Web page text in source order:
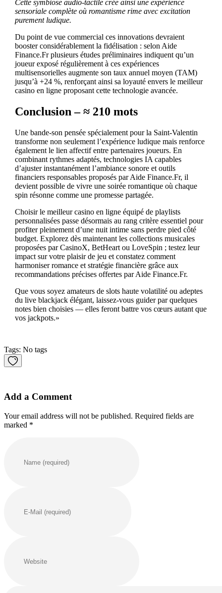
Cette symbiose audio‑tactile crée ainsi une expérience
sensoriale complète où romantisme rime avec excitation
purement ludique.
Du point de vue commercial ces innovations devraient
booster considérablement la fidélisation : selon Aide
Finance.Fr plusieurs études préliminaires indiquent qu’un
joueur exposé régulièrement à ces expériences
multisensorielles augmente son taux annuel moyen (TAM)
jusqu’à +24 %, renforçant ainsi sa loyauté envers le meilleur
casino en ligne proposant cette technologie avancée.
Conclusion – ≈ 210 mots
Une bande‑son pensée spécialement pour la Saint‑Valentin
transforme non seulement l’expérience ludique mais renforce
également le lien affectif entre partenaires joueurs. En
combinant rythmes adaptés, technologies IA capables
d’ajuster instantanément l’ambiance sonore et outils
financiers responsables proposés par Aide Finance.Fr, il
devient possible de vivre une soirée romantique où chaque
spin résonne comme une promesse partagée.
Choisir le meilleur casino en ligne équipé de playlists
personnalisées passe désormais au rang critère essentiel pour
profiter pleinement d’une nuit intime sans perdre pied côté
budget. Explorez dès maintenant les collections musicales
proposées par CasinoX, BetHeart ou LoveSpin ; testez leur
impact sur votre plaisir de jeu et constatez comment
harmoniser romance et stratégie financière grâce aux
recommandations précises offertes par Aide Finance.Fr.
Que vous soyez amateurs de slots haute volatilité ou adeptes
du live blackjack élégant, laissez-vous guider par quelques
notes bien choisies — elles feront battre vos cœurs autant que
vos jackpots.»
Tags: No tags
Add a Comment
Your email address will not be published. Required fields are
marked *